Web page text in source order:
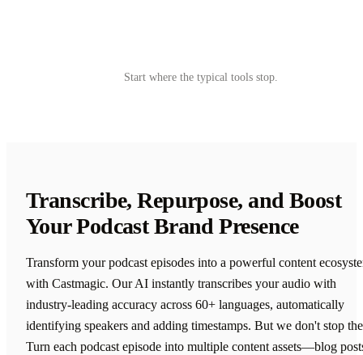
Start where the typical tools stop.
Transcribe, Repurpose, and Boost
Your Podcast Brand Presence
Transform your podcast episodes into a powerful content
with Castmagic. Our AI instantly transcribes your audio with
industry-leading accuracy across 60+ languages, automatically
identifying speakers and adding timestamps. But we don't stop
Turn each podcast episode into multiple content assets—blog